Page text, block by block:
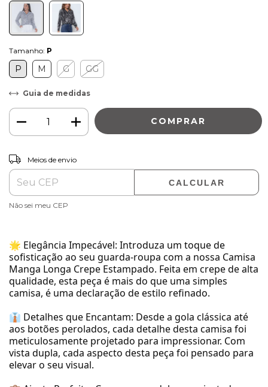
Tamanho: P
P M G GG
Guia de medidas
Entregas para o CEP:
Meios de envio
CALCULAR
Não sei meu CEP
🌟 Elegância Impecável: Introduza um toque de
sofisticação ao seu guarda-roupa com a nossa Camisa
Manga Longa Crepe Estampado. Feita em crepe de alta
qualidade, esta peça é mais do que uma simples
camisa, é uma declaração de estilo refinado.
👔 Detalhes que Encantam: Desde a gola clássica até
aos botões perolados, cada detalhe desta camisa foi
meticulosamente projetado para impressionar. Com
vista dupla, cada aspecto desta peça foi pensado para
elevar o seu visual.